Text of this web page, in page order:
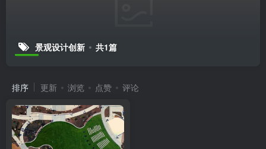
景观设计创新 共1篇
排序 更新 浏览 点赞 评论